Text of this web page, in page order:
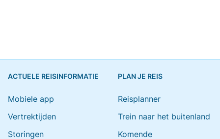
ACTUELE REISINFORMATIE
Mobiele app
Vertrektijden
Storingen
PLAN JE REIS
Reisplanner
Trein naar het buitenland
Komende